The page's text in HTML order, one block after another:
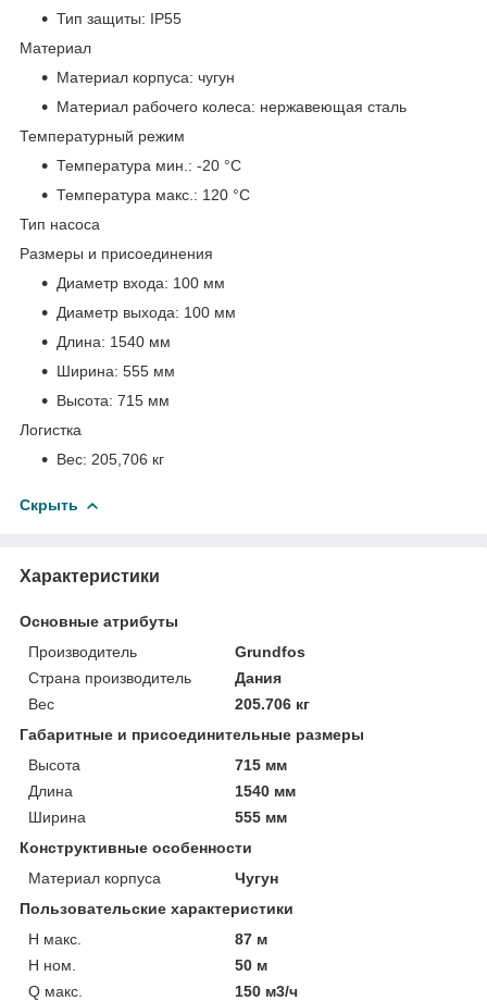
Тип защиты: IP55
Материал
Материал корпуса: чугун
Материал рабочего колеса: нержавеющая сталь
Температурный режим
Температура мин.: -20 °С
Температура макс.: 120 °С
Тип насоса
Размеры и присоединения
Диаметр входа: 100 мм
Диаметр выхода: 100 мм
Длина: 1540 мм
Ширина: 555 мм
Высота: 715 мм
Логистка
Вес: 205,706 кг
Скрыть
Характеристики
Основные атрибуты
Производитель
Grundfos
Страна производитель
Дания
Вес
205.706 кг
Габаритные и присоединительные размеры
Высота
715 мм
Длина
1540 мм
Ширина
555 мм
Конструктивные особенности
Материал корпуса
Чугун
Пользовательские характеристики
H макс.
87 м
H ном.
50 м
Q макс.
150 м3/ч